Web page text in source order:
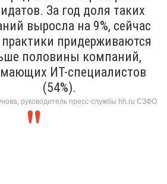
За год доля таких
выросла на 9%, сейчас
придерживаются
половины компаний,
ИТ-специалистов
(54%).
руководитель пресс-службы hh.ru СЗФО